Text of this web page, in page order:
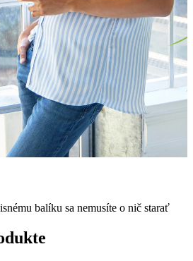
balíku sa nemusíte o nič starať